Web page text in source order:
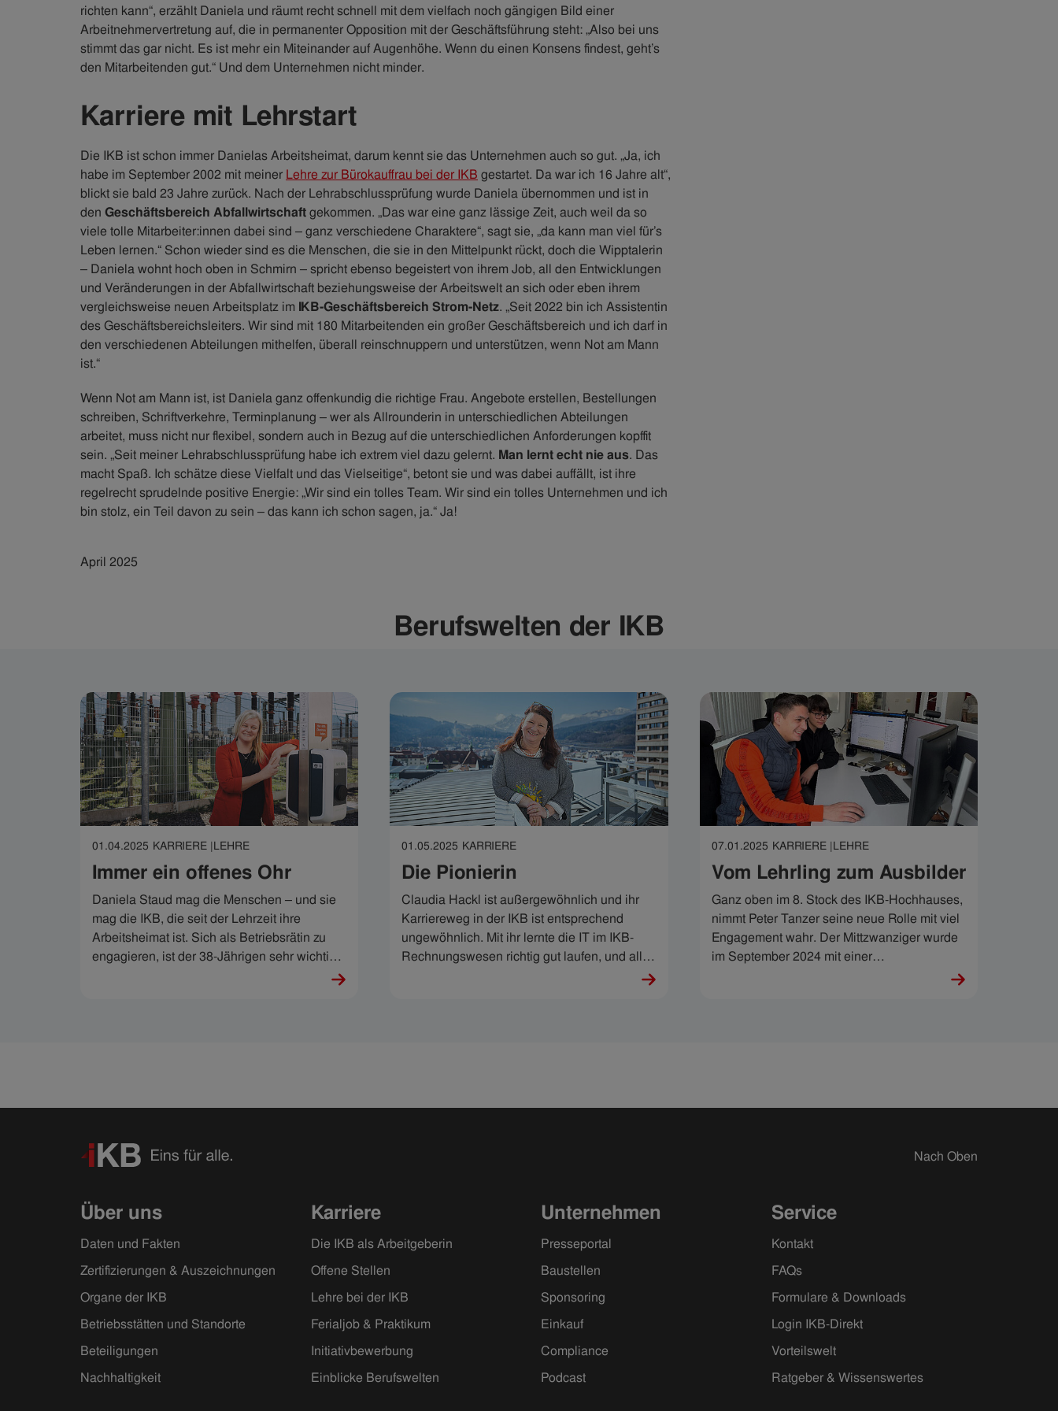
richten kann“, erzählt Daniela und räumt recht schnell mit dem vielfach noch gängigen Bild einer
Arbeitnehmervertretung auf, die in permanenter Opposition mit der Geschäftsführung steht: „Also bei uns
stimmt das gar nicht. Es ist mehr ein Miteinander auf Augenhöhe. Wenn du einen Konsens findest, geht’s
den Mitarbeitenden gut.“ Und dem Unternehmen nicht minder.
Karriere mit Lehrstart
Die IKB ist schon immer Danielas Arbeitsheimat, darum kennt sie das Unternehmen auch so gut. „Ja, ich
habe im September 2002 mit meiner Lehre zur Bürokauffrau bei der IKB gestartet. Da war ich 16 Jahre alt“,
blickt sie bald 23 Jahre zurück. Nach der Lehrabschlussprüfung wurde Daniela übernommen und ist in
den Geschäftsbereich Abfallwirtschaftgekommen. „Das war eine ganz lässige Zeit, auch weil da so
viele tolle Mitarbeiter:innen dabei sind – ganz verschiedene Charaktere“, sagt sie, „da kann man viel für’s
Leben lernen.“ Schon wieder sind es die Menschen, die sie in den Mittelpunkt rückt, doch die Wipptalerin
– Daniela wohnt hoch oben in Schmirn – spricht ebenso begeistert von ihrem Job, all den Entwicklungen
und Veränderungen in der Abfallwirtschaft beziehungsweise der Arbeitswelt an sich oder eben ihrem
vergleichsweise neuen Arbeitsplatz im IKB-Geschäftsbereich Strom-Netz. „Seit 2022 bin ich Assistentin
des Geschäftsbereichsleiters. Wir sind mit 180 Mitarbeitenden ein großer Geschäftsbereich und ich darf in
den verschiedenen Abteilungen mithelfen, überall reinschnuppern und unterstützen, wenn Not am Mann
ist.“
Wenn Not am Mann ist, ist Daniela ganz offenkundig die richtige Frau. Angebote erstellen, Bestellungen
schreiben, Schriftverkehre, Terminplanung – wer als Allrounderin in unterschiedlichen Abteilungen
arbeitet, muss nicht nur flexibel, sondern auch in Bezug auf die unterschiedlichen Anforderungen kopffit
sein. „Seit meiner Lehrabschlussprüfung habe ich extrem viel dazu gelernt. Man lernt echt nie aus. Das
macht Spaß. Ich schätze diese Vielfalt und das Vielseitige“, betont sie und was dabei auffällt, ist ihre
regelrecht sprudelnde positive Energie: „Wir sind ein tolles Team. Wir sind ein tolles Unternehmen und ich
bin stolz, ein Teil davon zu sein – das kann ich schon sagen, ja.“ Ja!
April 2025
Berufswelten der IKB
01.04.2025 KARRIERE |LEHRE
Immer ein offenes Ohr
Daniela Staud mag die Menschen – und sie
mag die IKB, die seit der Lehrzeit ihre
Arbeitsheimat ist. Sich als Betriebsrätin zu
engagieren, ist der 38-Jährigen sehr wichtig
und das ist sehr schön für ihre Kolleg:innen.
01.05.2025 KARRIERE
Die Pionierin
Claudia Hackl ist außergewöhnlich und ihr
Karriereweg in der IKB ist entsprechend
ungewöhnlich. Mit ihr lernte die IT im IKB-
Rechnungswesen richtig gut laufen, und alle
07.01.2025 KARRIERE |LEHRE
Vom Lehrling zum Ausbilder
Ganz oben im 8. Stock des IKB-Hochhauses,
nimmt Peter Tanzer seine neue Rolle mit viel
Engagement wahr. Der Mittzwanziger wurde
im September 2024 mit einer
verantwortungsvollen Aufgabe betraut: Er ist
Nach Oben
Über uns
Daten und Fakten
Zertifizierungen & Auszeichnungen
Organe der IKB
Betriebsstätten und Standorte
Beteiligungen
Nachhaltigkeit
Karriere
Die IKB als Arbeitgeberin
Offene Stellen
Lehre bei der IKB
Ferialjob & Praktikum
Initiativbewerbung
Einblicke Berufswelten
Unternehmen
Presseportal
Baustellen
Sponsoring
Einkauf
Compliance
Podcast
Service
Kontakt
FAQs
Formulare & Downloads
Login IKB-Direkt
Vorteilswelt
Ratgeber & Wissenswertes